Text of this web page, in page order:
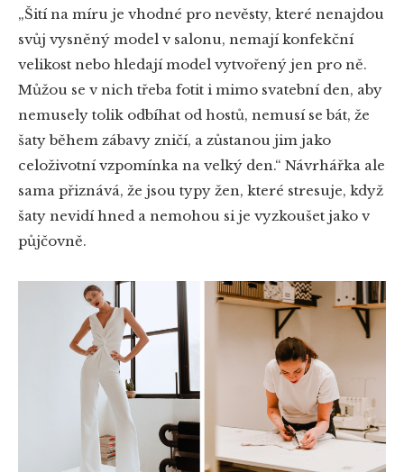
„Šití na míru je vhodné pro nevěsty, které nenajdou
svůj vysněný model v salonu, nemají konfekční
velikost nebo hledají model vytvořený jen pro ně.
Můžou se v nich třeba fotit i mimo svatební den, aby
nemusely tolik odbíhat od hostů, nemusí se bát, že
šaty během zábavy zničí, a zůstanou jim jako
celoživotní vzpomínka na velký den.“ Návrhářka ale
sama přiznává, že jsou typy žen, které stresuje, když
šaty nevidí hned a nemohou si je vyzkoušet jako v
půjčovně.